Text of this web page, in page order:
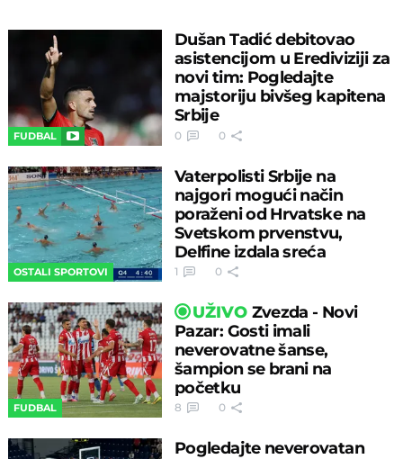
FUDBAL
Dušan Tadić debitovao
asistencijom u Erediviziji za
novi tim: Pogledajte
majstoriju bivšeg kapitena
Srbije
0 0
OSTALI SPORTOVI
Vaterpolisti Srbije na
najgori mogući način
poraženi od Hrvatske na
Svetskom prvenstvu,
Delfine izdala sreća
1 0
FUDBAL
UŽIVO Zvezda - Novi
Pazar: Gosti imali
neverovatne šanse,
šampion se brani na
početku
8 0
Pogledajte neverovatan